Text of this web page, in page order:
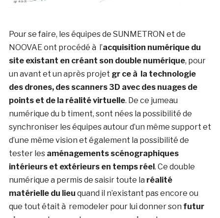
Pour se faire, les équipes de SUNMETRON et de
NOOVAE ont procédé à l’acquisition numérique du
site existant en créant son double numérique, pour
un avant et un après projet gr ce à la technologie
des drones, des scanners 3D avec des nuages de
points et de la réalité virtuelle. De ce jumeau
numérique du b timent, sont nées la possibilité de
synchroniser les équipes autour d’un même support et
d’une même vision et également la possibilité de
tester les aménagements scénographiques
intérieurs et extérieurs en temps réel. Ce double
numérique a permis de saisir toute la réalité
matérielle du lieu quand il n’existant pas encore ou
que tout était à remodeler pour lui donner son futur